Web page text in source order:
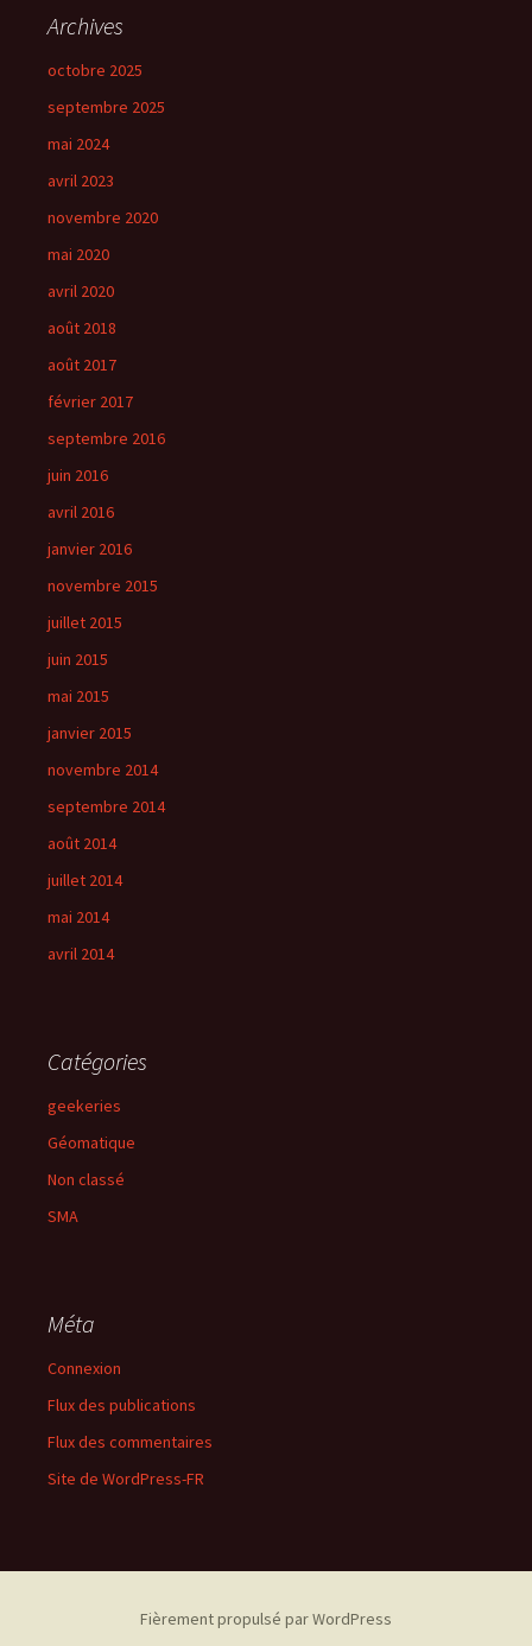
Archives
octobre 2025
septembre 2025
mai 2024
avril 2023
novembre 2020
mai 2020
avril 2020
août 2018
août 2017
février 2017
septembre 2016
juin 2016
avril 2016
janvier 2016
novembre 2015
juillet 2015
juin 2015
mai 2015
janvier 2015
novembre 2014
septembre 2014
août 2014
juillet 2014
mai 2014
avril 2014
Catégories
geekeries
Géomatique
Non classé
SMA
Méta
Connexion
Flux des publications
Flux des commentaires
Site de WordPress-FR
Fièrement propulsé par WordPress